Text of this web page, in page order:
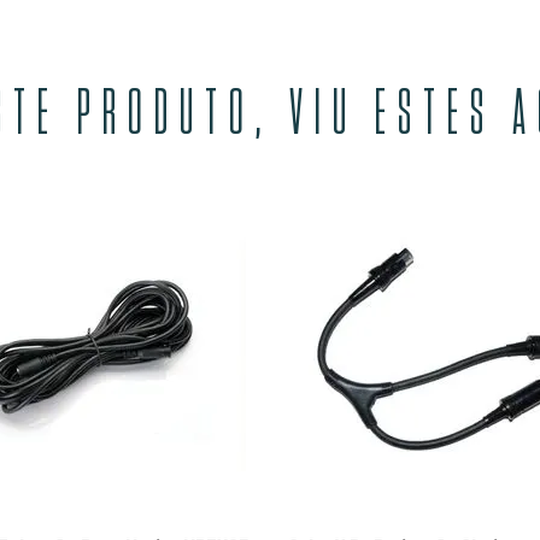
PRODUTO, VIU ESTES